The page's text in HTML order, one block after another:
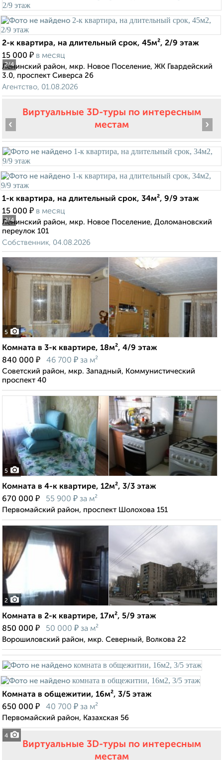
2/4
2-к квартира, на длительный срок, 45м², 2/9 этаж
15 000 ₽ в месяц
Ленинский район, мкр. Новое Поселение, ЖК Гвардейский
3.0, проспект Сиверса 26
Агентство, 01.08.2026
Виртуальные 3D-туры по интересным
местам
2/4
‹ ›
1-к квартира, на длительный срок, 34м², 9/9 этаж
15 000 ₽ в месяц
Ленинский район, мкр. Новое Поселение, Доломановский
переулок 101
Собственник, 04.08.2026
5
Комната в 3-к квартире, 18м², 4/9 этаж
840 000 ₽ 46 700 ₽ за м²
Советский район, мкр. Западный, Коммунистический
проспект 40
5
Комната в 4-к квартире, 12м², 3/3 этаж
670 000 ₽ 55 900 ₽ за м²
Первомайский район, проспект Шолохова 151
2
Комната в 2-к квартире, 17м², 5/9 этаж
850 000 ₽ 50 000 ₽ за м²
Ворошиловский район, мкр. Северный, Волкова 22
4
Комната в общежитии, 16м², 3/5 этаж
650 000 ₽ 40 700 ₽ за м²
Первомайский район, Казахская 56
Виртуальные 3D-туры по интересным
местам